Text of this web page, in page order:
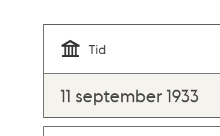
Tid
11 september 1933